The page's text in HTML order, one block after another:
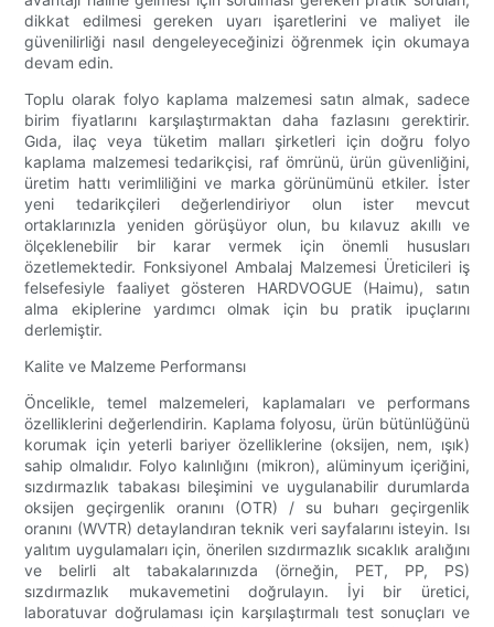
dikkat edilmesi gereken uyarı işaretlerini ve maliyet ile
güvenilirliği nasıl dengeleyeceğinizi öğrenmek için okumaya
devam edin.
Toplu olarak folyo kaplama malzemesi satın almak, sadece
birim fiyatlarını karşılaştırmaktan daha fazlasını gerektirir.
Gıda, ilaç veya tüketim malları şirketleri için doğru folyo
kaplama malzemesi tedarikçisi, raf ömrünü, ürün güvenliğini,
üretim hattı verimliliğini ve marka görünümünü etkiler. İster
yeni tedarikçileri değerlendiriyor olun ister mevcut
ortaklarınızla yeniden görüşüyor olun, bu kılavuz akıllı ve
ölçeklenebilir bir karar vermek için önemli hususları
özetlemektedir. Fonksiyonel Ambalaj Malzemesi Üreticileri iş
felsefesiyle faaliyet gösteren HARDVOGUE (Haimu), satın
alma ekiplerine yardımcı olmak için bu pratik ipuçlarını
derlemiştir.
Kalite ve Malzeme Performansı
Öncelikle, temel malzemeleri, kaplamaları ve performans
özelliklerini değerlendirin. Kaplama folyosu, ürün bütünlüğünü
korumak için yeterli bariyer özelliklerine (oksijen, nem, ışık)
sahip olmalıdır. Folyo kalınlığını (mikron), alüminyum içeriğini,
sızdırmazlık tabakası bileşimini ve uygulanabilir durumlarda
oksijen geçirgenlik oranını (OTR) / su buharı geçirgenlik
oranını (WVTR) detaylandıran teknik veri sayfalarını isteyin. Isı
yalıtım uygulamaları için, önerilen sızdırmazlık sıcaklık aralığını
ve belirli alt tabakalarınızda (örneğin, PET, PP, PS)
sızdırmazlık mukavemetini doğrulayın. İyi bir üretici,
laboratuvar doğrulaması için karşılaştırmalı test sonuçları ve